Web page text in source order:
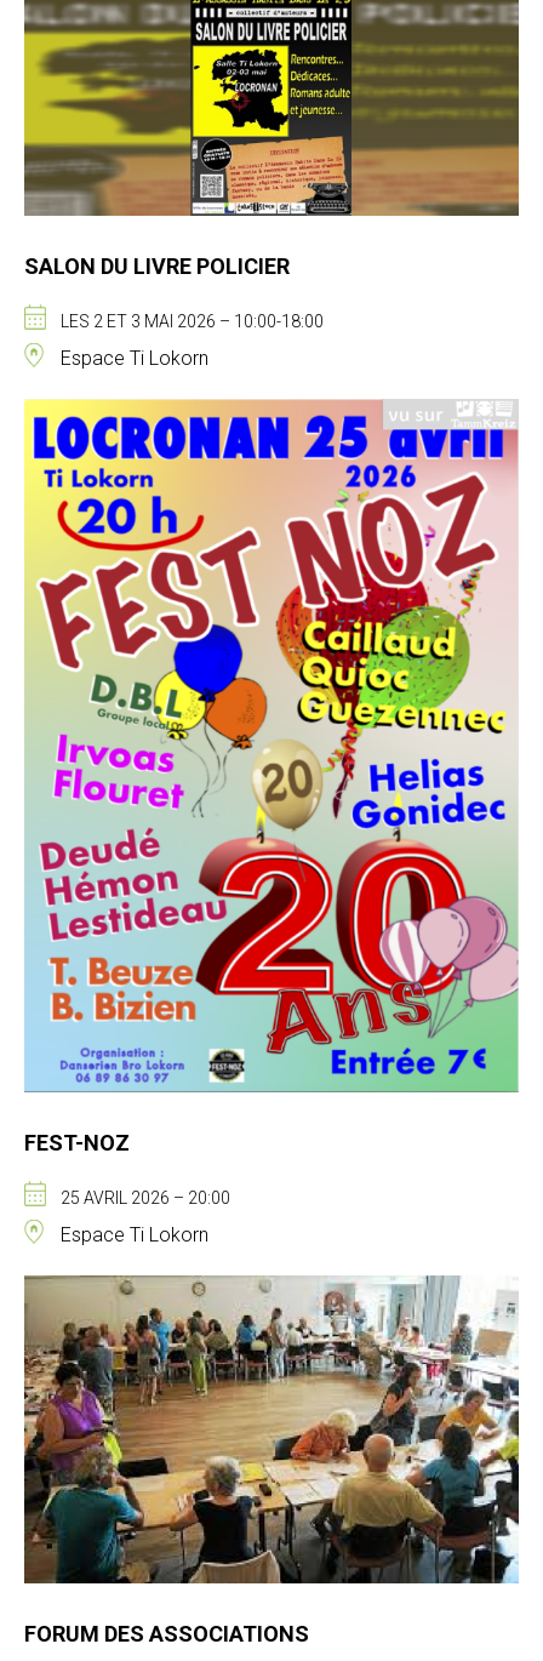
SALON DU LIVRE POLICIER
LES 2 ET 3 MAI 2026 – 10:00-18:00
Espace Ti Lokorn
FEST-NOZ
25 AVRIL 2026 – 20:00
Espace Ti Lokorn
FORUM DES ASSOCIATIONS